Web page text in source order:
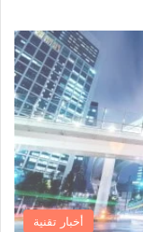
أخبار تقنية